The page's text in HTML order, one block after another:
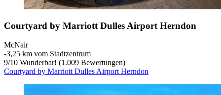
Courtyard by Marriott Dulles Airport Herndon
McNair
‐3,25 km vom Stadtzentrum
9/10 Wunderbar! (1.009 Bewertungen)
Courtyard by Marriott Dulles Airport Herndon